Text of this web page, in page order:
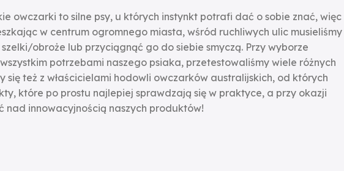
owczarki to silne psy, u których instynkt potrafi dać o sobie znać, więc
w centrum ogromnego miasta, wśród ruchliwych ulic musieliśmy
obroże lub przyciągnąć go do siebie smyczą. Przy wyborze
potrzebami naszego psiaka, przetestowaliśmy wiele różnych
też z właścicielami hodowli owczarków australijskich, od których
które po prostu najlepiej sprawdzają się w praktyce, a przy okazji
nad innowacyjnością naszych produktów!